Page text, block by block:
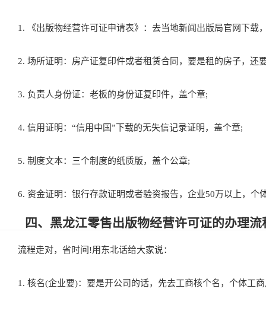
1. 《出版物经营许可证申请表》：去当地新闻出版局官网下载
2. 场所证明：房产证复印件或者租赁合同，要是租的房子，还
3. 负责人身份证：老板的身份证复印件，盖个章;
4. 信用证明：“信用中国”下载的无失信记录证明，盖个章;
5. 制度文本：三个制度的纸质版，盖个公章;
6. 资金证明：银行存款证明或者验资报告，企业50万以上，个
四、黑龙江零售出版物经营许可证的办理流
流程走对，省时间!用东北话给大家说：
1. 核名(企业要)：要是开公司的话，先去工商核个名，个体工商